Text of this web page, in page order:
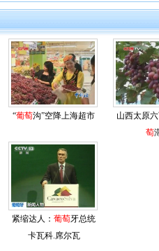
“葡萄沟”空降上海超市 山西太原
萄
紧缩达人： 葡萄牙总统
卡瓦科.席尔瓦